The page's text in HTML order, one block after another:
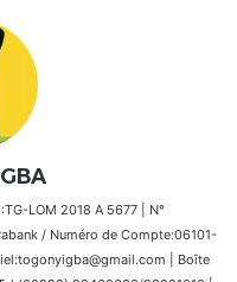
LOM 2018 A 5677 | N°
/ Numéro de Compte:06101-
| Boîte